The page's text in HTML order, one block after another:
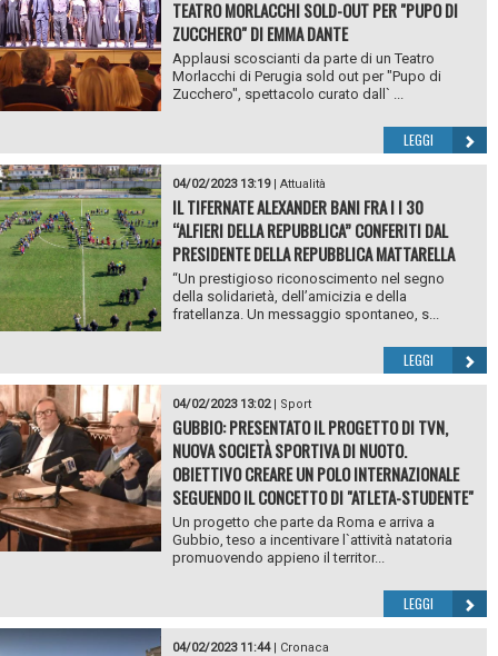
TEATRO MORLACCHI SOLD-OUT PER "PUPO DI
ZUCCHERO" DI EMMA DANTE
Applausi scoscianti da parte di un Teatro
Morlacchi di Perugia sold out per "Pupo di
Zucchero", spettacolo curato dall` ...
LEGGI
04/02/2023 13:19| Attualità
IL TIFERNATE ALEXANDER BANI FRA I I 30
“ALFIERI DELLA REPUBBLICA” CONFERITI DAL
PRESIDENTE DELLA REPUBBLICA MATTARELLA
“Un prestigioso riconoscimento nel segno
della solidarietà, dell’amicizia e della
fratellanza. Un messaggio spontaneo, s...
LEGGI
04/02/2023 13:02| Sport
GUBBIO: PRESENTATO IL PROGETTO DI TVN,
NUOVA SOCIETÀ SPORTIVA DI NUOTO.
OBIETTIVO CREARE UN POLO INTERNAZIONALE
SEGUENDO IL CONCETTO DI "ATLETA-STUDENTE"
Un progetto che parte da Roma e arriva a
Gubbio, teso a incentivare l`attività natatoria
promuovendo appieno il territor...
LEGGI
04/02/2023 11:44| Cronaca